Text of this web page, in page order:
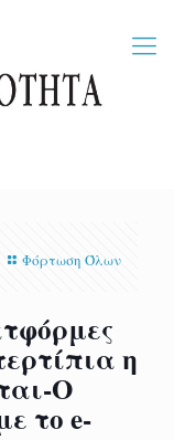
Φόρτωση Όλων
η
O
το e-